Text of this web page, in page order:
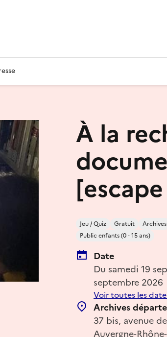
À la
Jeu / Quiz Gratuit Archives
Public enfants (0 - 15 ans)
Date
Du samedi 19
septembre 2026
Voir toutes les
Archives
37 bis, avenue
Auvergne-